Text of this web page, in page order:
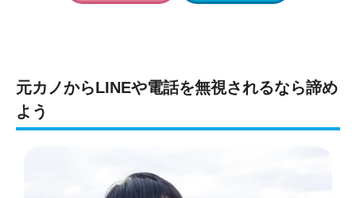
元カノからLINEや電話を無視されるなら諦め
よう